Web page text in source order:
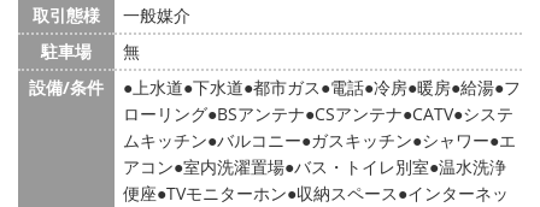
取引態様
一般媒介
駐車場
無
設備/条件
上水道 下水道 都市ガス 電話 冷房 暖房 給湯 フ
ローリング BSアンテナ CSアンテナ CATV システ
ムキッチン バルコニー ガスキッチン シャワー エ
アコン 室内洗濯置場 バス・トイレ別室 温水洗浄
便座 TVモニターホン 収納スペース インターネッ